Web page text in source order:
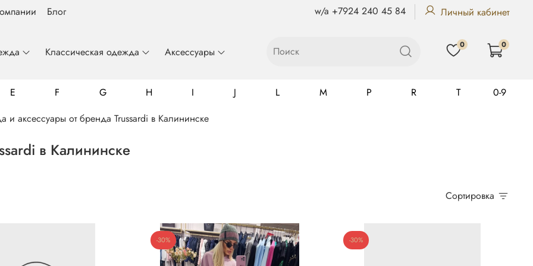
Блог w/a +7924 240 45 84 Личный кабинет
0 0
Классическая одежда Аксессуары
Billionaire
Colmar
E
Emporio Armani
F
Frankie Morello
G
Gianfranco Butteri
H I J
John Richmond
L
Luca Guerrini
M
Mario Giannini
P R
Roberto Cavalli
T 0-9
и аксессуары от бренда Trussardi в Калининске
в Калининске
Сортировка
-30% -30%